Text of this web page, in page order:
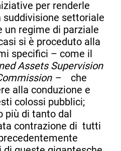
per renderle
settoriale
un regime di parziale
si è proceduto alla
specifici – come il
Assets Supervision
–
che
alla conduzione e
colossi pubblici;
più di tanto dal
contrazione di tutti